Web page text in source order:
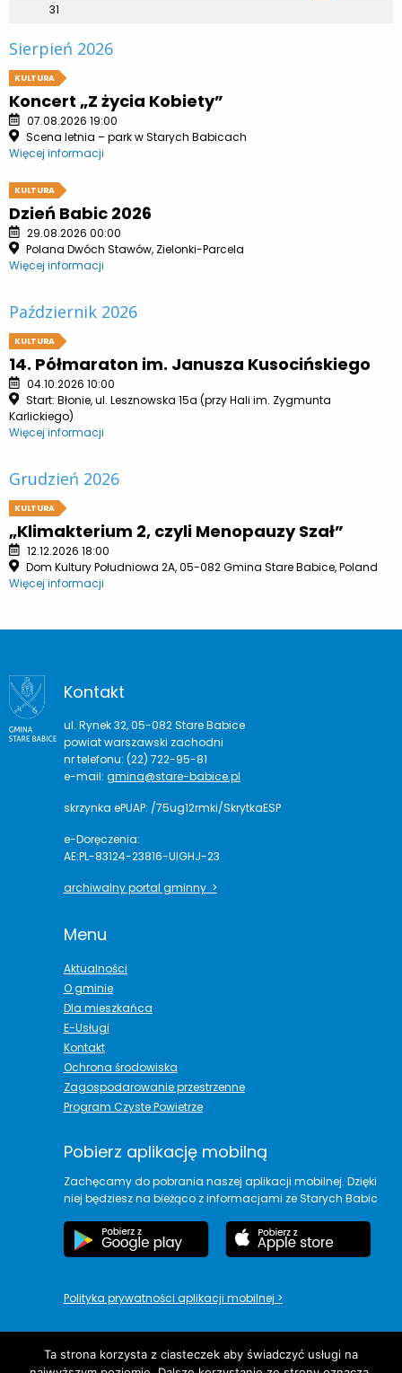
31
Sierpień 2026
KULTURA
Koncert „Z życia Kobiety”
07.08.2026 19:00
Scena letnia – park w Starych Babicach
Więcej informacji
KULTURA
Dzień Babic 2026
29.08.2026 00:00
Polana Dwóch Stawów, Zielonki-Parcela
Więcej informacji
Październik 2026
KULTURA
14. Półmaraton im. Janusza Kusocińskiego
04.10.2026 10:00
Start: Błonie, ul. Lesznowska 15a (przy Hali im. Zygmunta
Karlickiego)
Więcej informacji
Grudzień 2026
KULTURA
„Klimakterium 2, czyli Menopauzy Szał”
12.12.2026 18:00
Dom Kultury Południowa 2A, 05-082 Gmina Stare Babice, Poland
Więcej informacji
Kontakt
ul. Rynek 32, 05-082 Stare Babice
powiat warszawski zachodni
nr telefonu: (22) 722-95-81
e-mail: gmina@stare-babice.pl
skrzynka ePUAP: /75ug12rmki/SkrytkaESP
e-Doręczenia:
AE:PL-83124-23816-UIGHJ-23
archiwalny portal gminny >
Menu
Aktualności
O gminie
Dla mieszkańca
E-Usługi
Kontakt
Ochrona środowiska
Zagospodarowanie przestrzenne
Program Czyste Powietrze
Pobierz aplikację mobilną
Zachęcamy do pobrania naszej aplikacji mobilnej. Dzięki
niej będziesz na bieżąco z informacjami ze Starych Babic
Polityka prywatności aplikacji mobilnej >
Ta strona korzysta z ciasteczek aby świadczyć usługi na